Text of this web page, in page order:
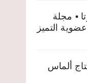
• مجلة
عضوية التميز
ألماس